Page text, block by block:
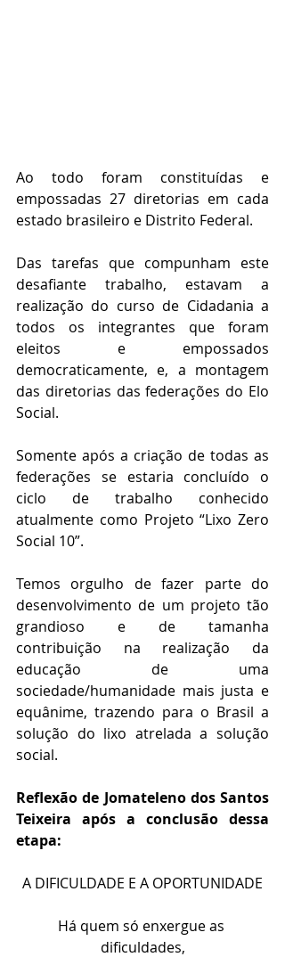
Ao todo foram constituídas e
empossadas 27 diretorias em cada
estado brasileiro e Distrito Federal.
Das tarefas que compunham este
desafiante trabalho, estavam a
realização do curso de Cidadania a
todos os integrantes que foram
eleitos e empossados
democraticamente, e, a montagem
das diretorias das federações do Elo
Social.
Somente após a criação de todas as
federações se estaria concluído o
ciclo de trabalho conhecido
atualmente como Projeto “Lixo Zero
Social 10”.
Temos orgulho de fazer parte do
desenvolvimento de um projeto tão
grandioso e de tamanha
contribuição na realização da
educação de uma
sociedade/humanidade mais justa e
equânime, trazendo para o Brasil a
solução do lixo atrelada a solução
social.
Reflexão de Jomateleno dos Santos
Teixeira após a conclusão dessa
etapa:
A DIFICULDADE E A OPORTUNIDADE
Há quem só enxergue as
dificuldades,